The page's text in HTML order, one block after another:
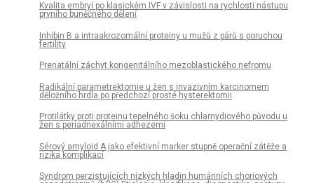
Kvalita embryí po klasickém IVF v závislosti na rychlosti nástupu
prvního buněčného dělení
Inhibin B a intraakrozomální proteiny u mužů z párů s poruchou
fertility
Prenatální záchyt kongenitálního mezoblastického nefromu
Radikální parametrektomie u žen s invazivním karcinomem
děložního hrdla po předchozí prosté hysterektomii
Protilátky proti proteinu tepelného šoku chlamydiového původu u
žen s periadnexálními adhezemi
Sérový amyloid A jako efektivní marker stupně operační zátěže a
rizika komplikací
Syndrom perzistujících nízkých hladin humánních choriových